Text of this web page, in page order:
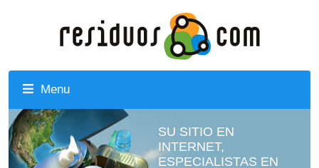
Menu
SU SITIO EN
INTERNET,
ESPECIALISTAS EN